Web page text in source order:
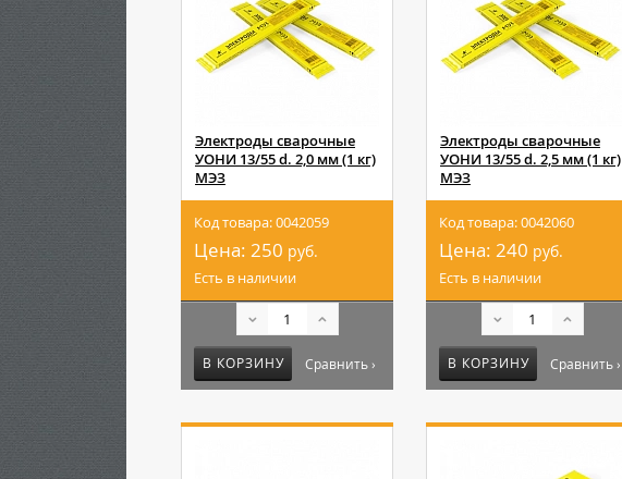
Электроды сварочные
УОНИ 13/55 d. 2,0 мм (1 кг)
МЭЗ
Код товара: 0042059
Цена: 250 руб.
Есть в наличии
В КОРЗИНУ Сравнить ›
Электроды сварочные
УОНИ 13/55 d. 2,5 мм (1 кг)
МЭЗ
Код товара: 0042060
Цена: 240 руб.
Есть в наличии
В КОРЗИНУ Сравнить ›